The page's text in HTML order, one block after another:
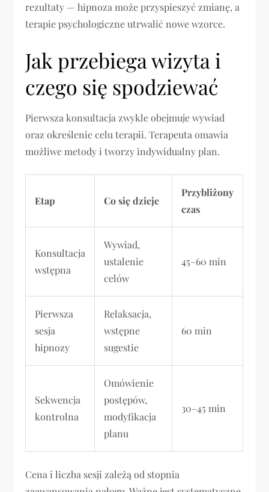
rezultaty — hipnoza może przyspieszyć zmianę, a
terapie psychologiczne utrwalić nowe wzorce.
Jak przebiega wizyta i
czego się spodziewać
Pierwsza konsultacja zwykle obejmuje wywiad
oraz określenie celu terapii. Terapeuta omawia
możliwe metody i tworzy indywidualny plan.
Etap Co się dzieje
Przybliżony
czas
Konsultacja
wstępna
Wywiad,
ustalenie
celów
45–60 min
Pierwsza
sesja
hipnozy
Relaksacja,
wstępne
sugestie
60 min
Sekwencja
kontrolna
Omówienie
postępów,
modyfikacja
planu
30–45 min
Cena i liczba sesji zależą od stopnia